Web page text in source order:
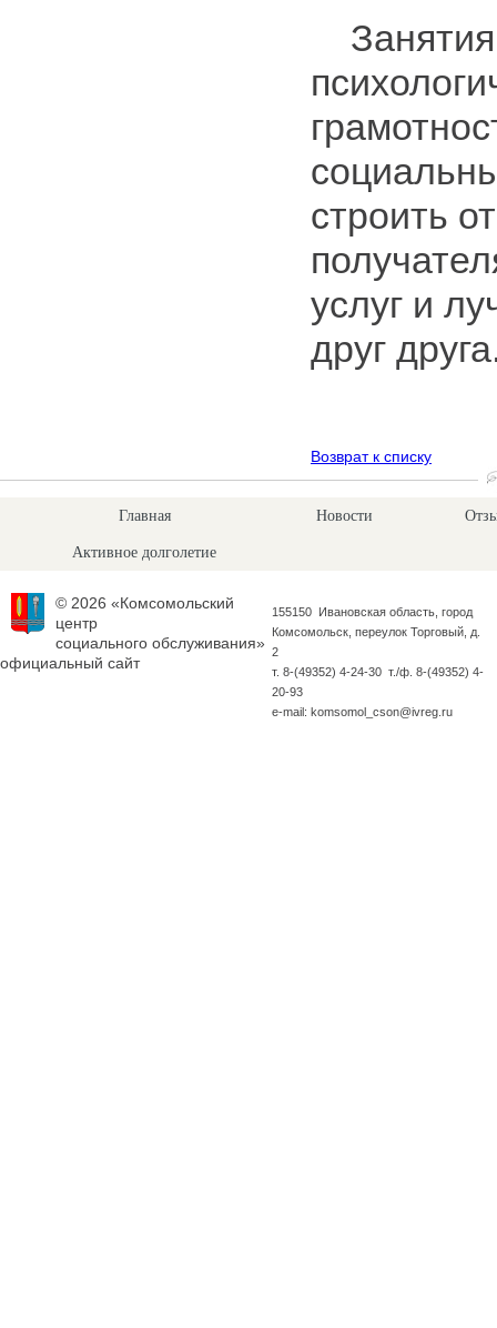
строить
услуг и
друг
Возврат к списку
Главная Новости
Активное долголетие
© 2026 «Комсомольский
центр
социального обслуживания»
официальный сайт
155150 Ивановская область, город
Комсомольск, переулок Торговый, д.
2
т. 8-(49352) 4-24-30 т./ф. 8-(49352) 4-
20-93
e-mail: komsomol_cson@ivreg.ru